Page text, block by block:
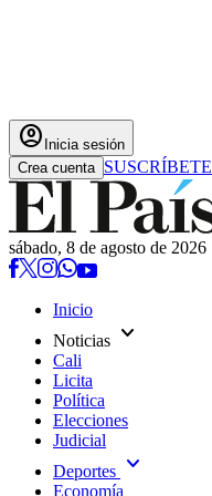
account_circle Inicia sesión
Crea cuenta SUSCRÍBETE
sábado, 8 de agosto de 2026
Inicio
Noticias expand_more
Cali
Licita
Política
Elecciones
Judicial
Deportes expand_more
Economía